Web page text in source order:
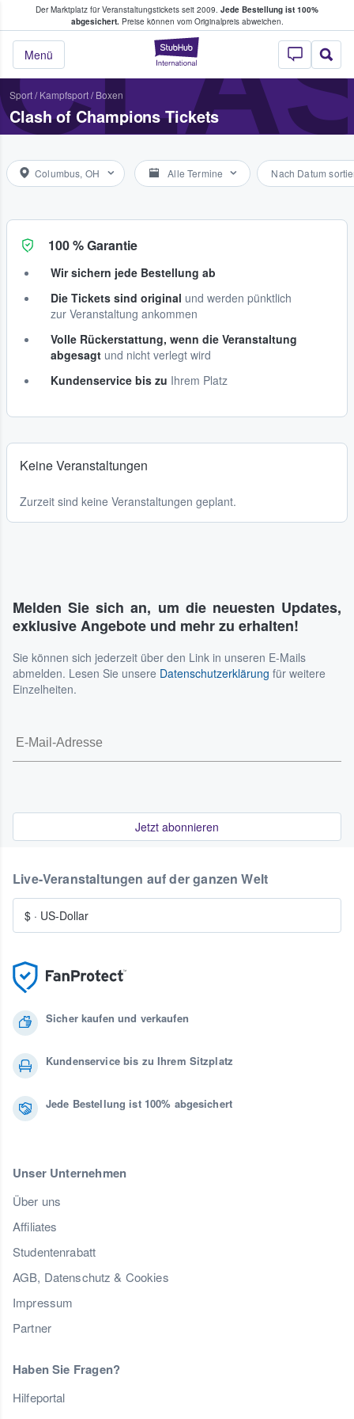
Der Marktplatz für Veranstaltungstickets seit 2009. Jede Bestellung ist 100%
abgesichert.Preise können vom Originalpreis abweichen.
StubHub - Wo
Menü
Tickets kaufen & verkaufen
Sport/ Kampfsport/ Boxen
Clash of Champions Tickets
Columbus, OH Alle Termine Nach Datum
100 % Garantie
Wir sichern jede Bestellung ab
Die Tickets sind original und werden pünktlich
zur Veranstaltung ankommen
Volle Rückerstattung, wenn die Veranstaltung
abgesagt und nicht verlegt wird
Kundenservice bis zu Ihrem Platz
Keine Veranstaltungen
Zurzeit sind keine Veranstaltungen geplant.
Melden Sie sich an, um die neuesten Updates,
exklusive Angebote und mehr zu erhalten!
Sie können sich jederzeit über den Link in unseren E-Mails
abmelden. Lesen Sie unsere Datenschutzerklärung für weitere
Einzelheiten.
Jetzt abonnieren
Sicher kaufen und verkaufen
Kundenservice bis zu Ihrem Sitzplatz
Jede Bestellung ist 100% abgesichert
Unser Unternehmen
Über uns
Affiliates
Studentenrabatt
AGB, Datenschutz & Cookies
Impressum
Partner
Haben Sie Fragen?
Hilfeportal
Live-Veranstaltungen auf der ganzen Welt
$ · US-Dollar